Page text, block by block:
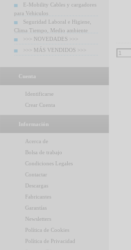
E-Mobility Cables y cargadores
para Vehiculos
Seguridad Laboral e Higiene,
Clima Tiempo, Medio ambiente
>>> NOVEDADES >>>
>>> MÁS VENDIDOS >>>
Cuenta
Identificarse
Crear Cuenta
Información
Acerca de
Bolsa de trabajo
Condiciones Legales
Contactar
Descargas
Fabricantes
Garantías
Newsletters
Política de Cookies
Política de Privacidad